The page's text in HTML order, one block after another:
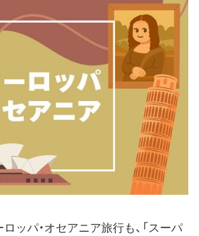
ッパ・オセアニア旅行も、「スーパ